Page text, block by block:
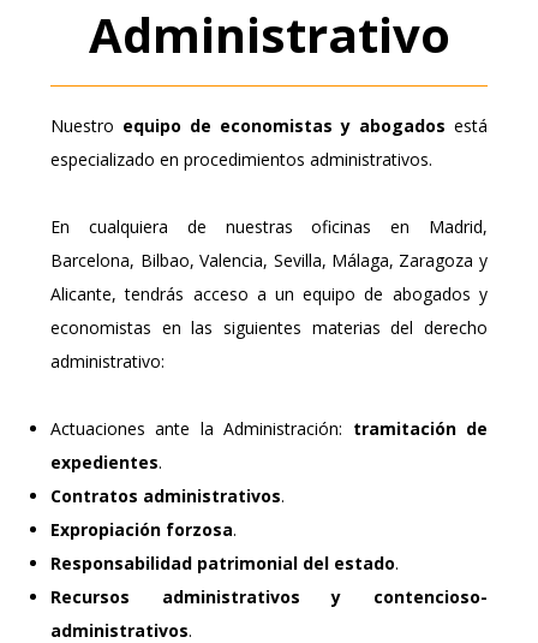
Administrativo
Nuestro equipo de economistas y abogados está
especializado en procedimientos administrativos.
En cualquiera de nuestras oficinas en Madrid,
Barcelona, Bilbao, Valencia, Sevilla, Málaga, Zaragoza y
Alicante, tendrás acceso a un equipo de abogados y
economistas en las siguientes materias del derecho
administrativo:
Actuaciones ante la Administración: tramitación de
expedientes.
Contratos administrativos.
Expropiación forzosa.
Responsabilidad patrimonial del estado.
Recursos administrativos y contencioso-
administrativos.